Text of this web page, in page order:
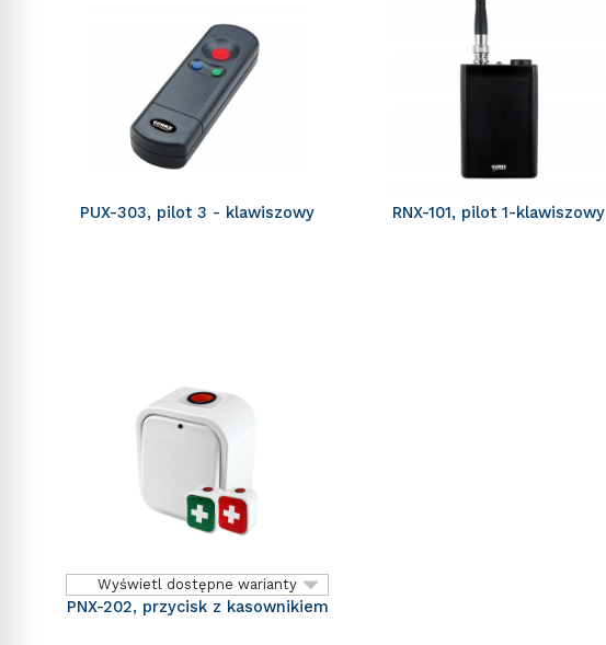
PUX-303, pilot 3 - klawiszowy RNX-101, pilot 1-klawiszowy
Wyświetl dostępne warianty
PNX-202, przycisk z kasownikiem